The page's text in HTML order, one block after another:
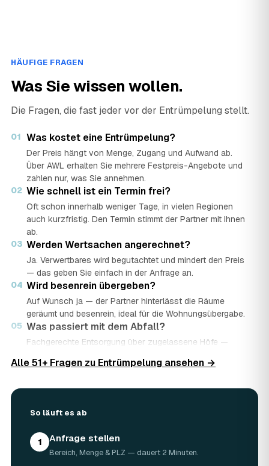
HÄUFIGE FRAGEN
Was Sie wissen wollen.
Die Fragen, die fast jeder vor der Entrümpelung stellt.
01 Was kostet eine Entrümpelung?
Der Preis hängt von Menge, Zugang und Aufwand ab.
Über AWL erhalten Sie mehrere Festpreis-Angebote und
zahlen nur, was Sie annehmen.
02 Wie schnell ist ein Termin frei?
Oft schon innerhalb weniger Tage, in vielen Regionen
auch kurzfristig. Den Termin stimmt der Partner mit Ihnen
ab.
03 Werden Wertsachen angerechnet?
Ja. Verwertbares wird begutachtet und mindert den Preis
— das geben Sie einfach in der Anfrage an.
04 Wird besenrein übergeben?
Auf Wunsch ja — der Partner hinterlässt die Räume
geräumt und besenrein, ideal für die Wohnungsübergabe.
05 Was passiert mit dem Abfall?
Fachgerechte Entsorgung über zugelassene Höfe —
Nachweis.
Angebote und entscheiden in Ruhe.
Alle 51+ Fragen zu Entrümpelung ansehen →
So läuft es ab
1 Anfrage stellen
Bereich, Menge & PLZ — dauert 2 Minuten.